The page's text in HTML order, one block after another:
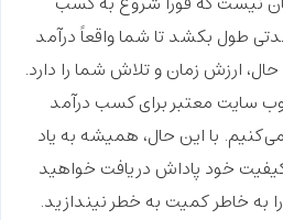
طول بکشد تا شما واقعاً درآمد
ارزش زمان و تلاش شما را دارد.
وب سایت معتبر برای کسب درآمد
با این حال، همیشه به یاد
خود پاداش دریافت خواهید
به خاطر کمیت به خطر نیندازید.